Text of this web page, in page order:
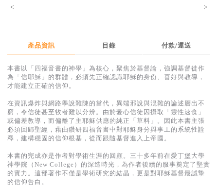
得獎作品推介
暢銷榜
中文二手書
英文二手書
精選英文書
電子書
基道 Top 50
< >
產品資訊 目錄 付款/運送
本書以「四福音書的神學」為核心，聚焦於基督論，強調基督徒作
為「信耶穌」的群體，必須先正確認識耶穌的身份、喜好與教導，
才能建立正確的信仰。
在資訊爆炸與網路學說雜陳的當代，異端邪說與混雜的論述層出不
窮，令信徒甚至牧者難以分辨。由於憂心信徒因攝取「靈性速食」
或偏差教導，而偏離了主耶穌供應的純正「草料」。因此本書主張
必須回歸聖經，藉由鑽研四福音書中對耶穌身分與事工的系統性詮
釋，建構穩固的信仰根基，從而跟隨基督進入上帝國。
本書的完成亦是作者對學術生涯的回顧。三十多年前在愛丁堡大學
神學院（New College）的深造時光，為作者後續的服事奠定了堅實
的實力。這部著作不僅是學術研究的結晶，更是對耶穌基督最誠摯
的信仰告白。